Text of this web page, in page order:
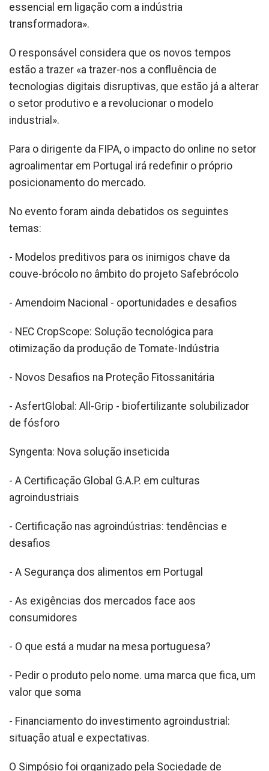
essencial em ligação com a indústria
transformadora».
O responsável considera que os novos tempos
estão a trazer «a trazer-nos a confluência de
tecnologias digitais disruptivas, que estão já a alterar
o setor produtivo e a revolucionar o modelo
industrial».
Para o dirigente da FIPA, o impacto do online no setor
agroalimentar em Portugal irá redefinir o próprio
posicionamento do mercado.
No evento foram ainda debatidos os seguintes
temas:
- Modelos preditivos para os inimigos chave da
couve-brócolo no âmbito do projeto Safebrócolo
- Amendoim Nacional - oportunidades e desafios
- NEC CropScope: Solução tecnológica para
otimização da produção de Tomate-Indústria
- Novos Desafios na Proteção Fitossanitária
- AsfertGlobal: All-Grip - biofertilizante solubilizador
de fósforo
Syngenta: Nova solução inseticida
- A Certificação Global G.A.P. em culturas
agroindustriais
- Certificação nas agroindústrias: tendências e
desafios
- A Segurança dos alimentos em Portugal
- As exigências dos mercados face aos
consumidores
- O que está a mudar na mesa portuguesa?
- Pedir o produto pelo nome. uma marca que fica, um
valor que soma
- Financiamento do investimento agroindustrial:
situação atual e expectativas.
O Simpósio foi organizado pela Sociedade de